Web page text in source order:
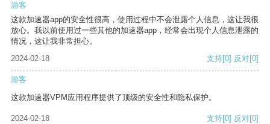
游客
这款加速器app的安全性很高，使用过程中不会泄露个人信息，这让我很
放心。我以前使用过一些其他的加速器app，经常会出现个人信息泄露的
情况，这让我非常担心。
2024-02-18
支持[0] 反对[0]
游客
这款加速器VPM应用程序提供了顶级的安全性和隐私保护。
2024-02-18 支持[0] 反对[0]